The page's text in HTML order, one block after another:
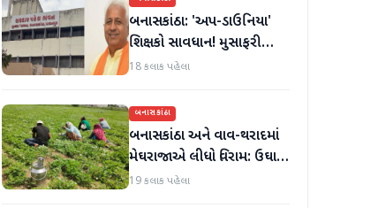
બનાસકાંઠા: 'અપ-ડાઉનિયા'
શિક્ષકો સાવધાન! મુસાફરી
કરતા શિક્ષકો સામે તવાઈ હાથ
18 કલાક પહેલા
બનાસકાંઠા
બનાસકાંઠા અને વાવ-થરાદમાં
મેઘરાજાએ લીધો વિરામ: ઉઘાડ
નીકળતાં ખેડૂતોમાં આનંદનો
19 કલાક પહેલા